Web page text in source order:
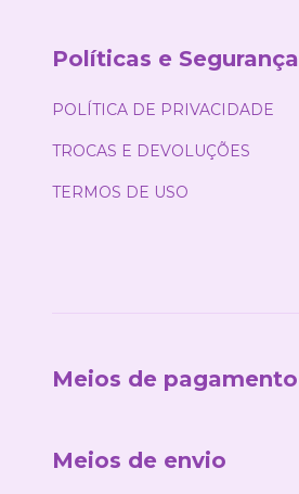
Políticas e Segurança
POLÍTICA DE PRIVACIDADE
TROCAS E DEVOLUÇÕES
TERMOS DE USO
Meios de pagamento
Meios de envio